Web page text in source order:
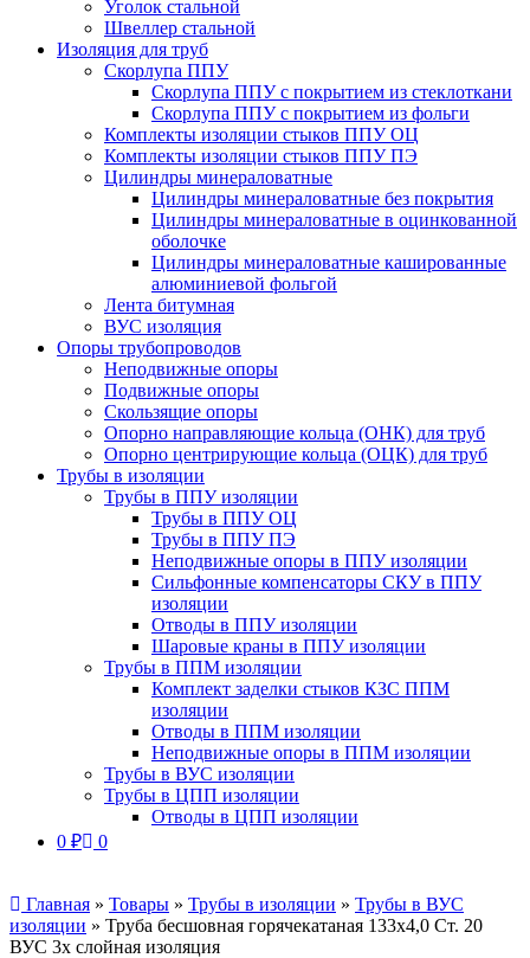
Уголок стальной
Швеллер стальной
Изоляция для труб
Скорлупа ППУ
Скорлупа ППУ с покрытием из стеклоткани
Скорлупа ППУ с покрытием из фольги
Комплекты изоляции стыков ППУ ОЦ
Комплекты изоляции стыков ППУ ПЭ
Цилиндры минераловатные
Цилиндры минераловатные без покрытия
Цилиндры минераловатные в оцинкованной
оболочке
Цилиндры минераловатные кашированные
алюминиевой фольгой
Лента битумная
ВУС изоляция
Опоры трубопроводов
Неподвижные опоры
Подвижные опоры
Скользящие опоры
Опорно направляющие кольца (ОНК) для труб
Опорно центрирующие кольца (ОЦК) для труб
Трубы в изоляции
Трубы в ППУ изоляции
Трубы в ППУ ОЦ
Трубы в ППУ ПЭ
Неподвижные опоры в ППУ изоляции
Сильфонные компенсаторы СКУ в ППУ
изоляции
Отводы в ППУ изоляции
Шаровые краны в ППУ изоляции
Трубы в ППМ изоляции
Комплект заделки стыков КЗС ППМ
изоляции
Отводы в ППМ изоляции
Неподвижные опоры в ППМ изоляции
Трубы в ВУС изоляции
Трубы в ЦПП изоляции
Отводы в ЦПП изоляции
0 ₽ 0
Главная » Товары » Трубы в изоляции » Трубы в ВУС
изоляции » Труба бесшовная горячекатаная 133х4,0 Ст. 20
ВУС 3х слойная изоляция